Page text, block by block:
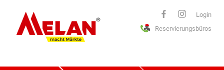
Login
Reservierungsbüros